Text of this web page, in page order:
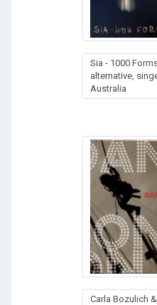
Sia - 1000
alternative,
Australia
Carla Bozulich